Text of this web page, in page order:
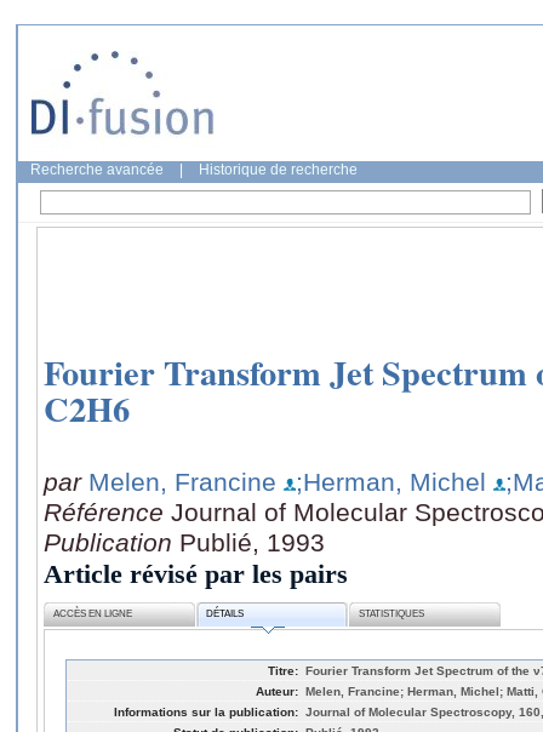
Recherche avancée Historique de recherche
Fourier Transform Jet Spectrum
C2H6
par Melen, Francine ;Herman, Michel
Référence Journal of Molecular
Publication Publié, 1993
Article révisé par les pairs
ACCÈS EN LIGNE DÉTAILS STATISTIQUES
Titre: Fourier Transform Jet Spectrum of the
Auteur: Melen, Francine; Herman, Michel; Matti,
Informations sur la publication: Journal of Molecular Spectroscopy,